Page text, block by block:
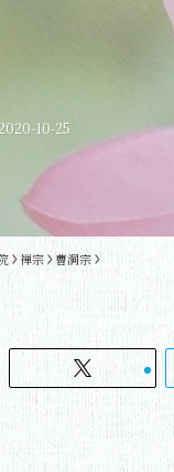
2020-10-25
禅宗 曹洞宗